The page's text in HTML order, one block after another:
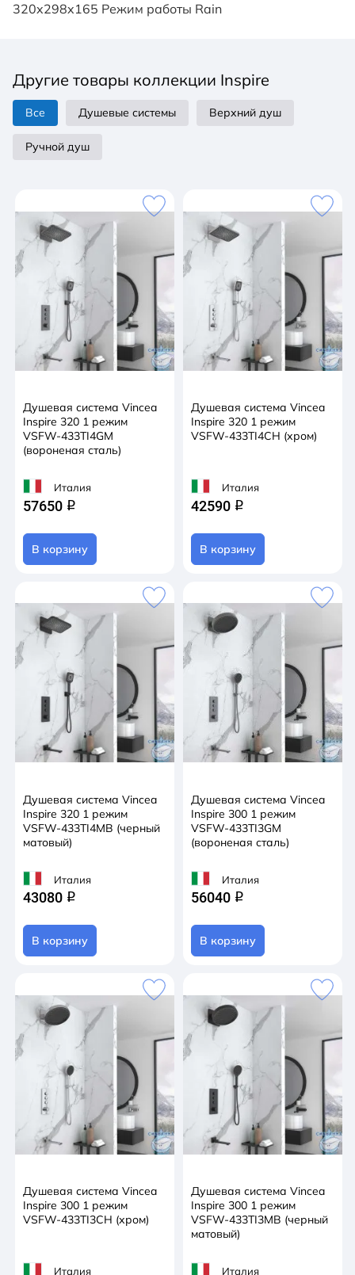
320x298x165 Режим работы Rain
Другие товары коллекции Inspire
Все Душевые системы Верхний душ
Ручной душ
Душевая система Vincea
Inspire 320 1 режим
VSFW-433TI4GM
(вороненая сталь)
Италия
57650 q
В корзину
Душевая система Vincea
Inspire 320 1 режим
VSFW-433TI4CH (хром)
Италия
42590 q
В корзину
Душевая система Vincea
Inspire 320 1 режим
VSFW-433TI4MB (черный
матовый)
Италия
43080 q
В корзину
Душевая система Vincea
Inspire 300 1 режим
VSFW-433TI3GM
(вороненая сталь)
Италия
56040 q
В корзину
Душевая система Vincea
Inspire 300 1 режим
VSFW-433TI3CH (хром)
Италия
Душевая система Vincea
Inspire 300 1 режим
VSFW-433TI3MB (черный
матовый)
Италия